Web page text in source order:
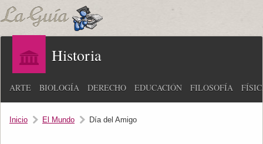
Historia
ARTE BIOLOGÍA DERECHO EDUCACIÓN FILOSOFÍA
Inicio El Mundo Día del Amigo